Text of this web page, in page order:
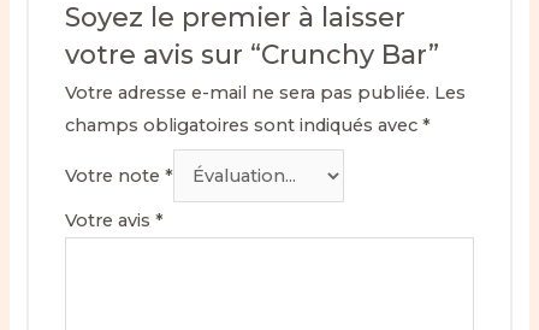
Soyez le premier à laisser
votre avis sur “Crunchy Bar”
Votre adresse e-mail ne sera pas publiée. Les
champs obligatoires sont indiqués avec *
Votre note *
Votre avis *